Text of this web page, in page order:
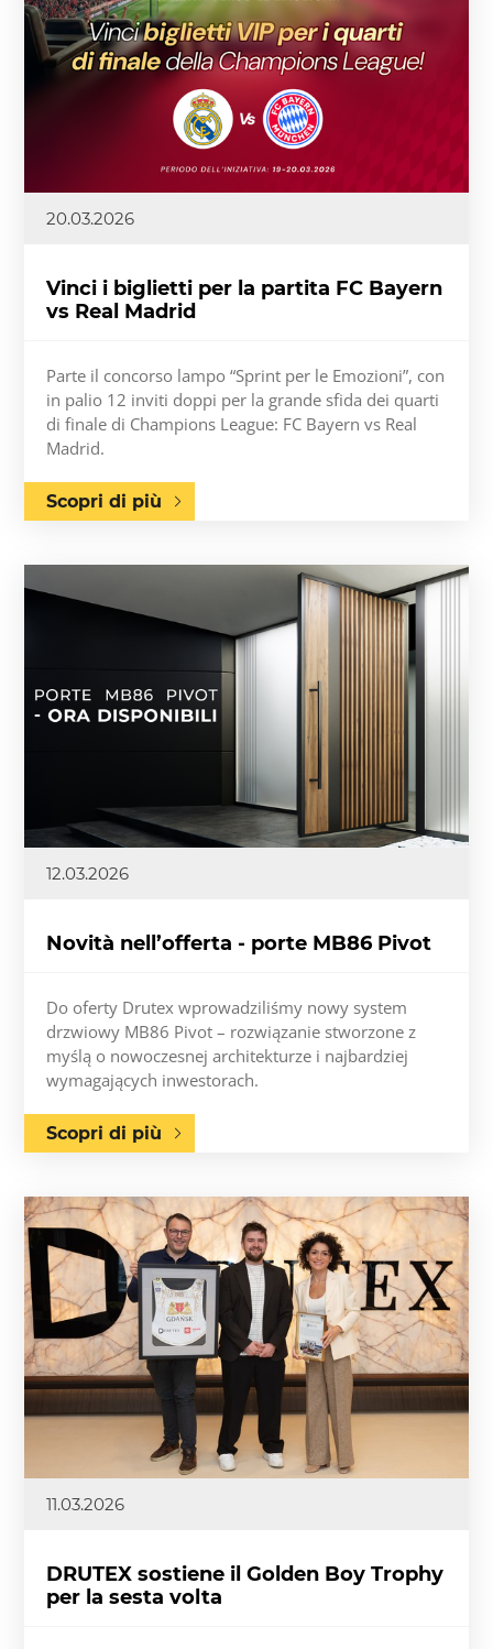
20.03.2026
Vinci i biglietti per la partita FC Bayern
vs Real Madrid
Parte il concorso lampo “Sprint per le Emozioni”, con
in palio 12 inviti doppi per la grande sfida dei quarti
di finale di Champions League: FC Bayern vs Real
Madrid.
Scopri di più
12.03.2026
Novità nell’offerta - porte MB86 Pivot
Do oferty Drutex wprowadziliśmy nowy system
drzwiowy MB86 Pivot – rozwiązanie stworzone z
myślą o nowoczesnej architekturze i najbardziej
wymagających inwestorach.
Scopri di più
11.03.2026
DRUTEX sostiene il Golden Boy Trophy
per la sesta volta